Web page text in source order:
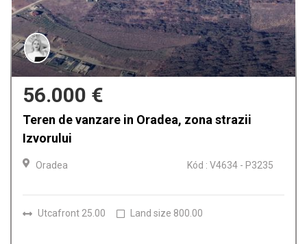
56.000 €
Teren de vanzare in Oradea, zona strazii
Izvorului
Oradea Kód : V4634 - P3235
Utcafront 25.00 Land size 800.00